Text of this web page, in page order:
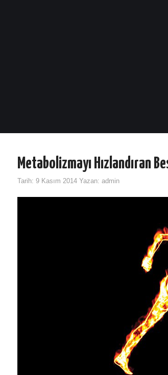
Metabolizmayı Hızlandıran
Tarih: 9 Kasım 2014 Yazan: admin